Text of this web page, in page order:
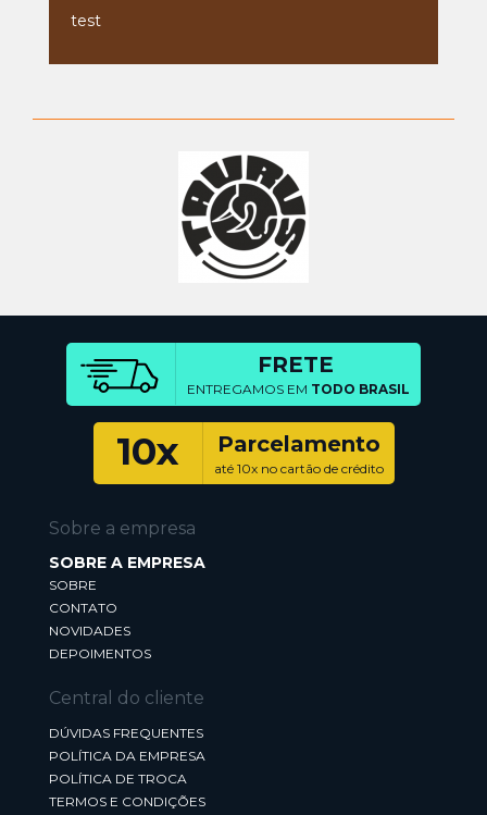
test
FRETE
ENTREGAMOS EM TODO BRASIL
10x Parcelamento
até 10x no cartão de crédito
Sobre a empresa
SOBRE A EMPRESA
SOBRE
CONTATO
NOVIDADES
DEPOIMENTOS
Central do cliente
DÚVIDAS FREQUENTES
POLÍTICA DA EMPRESA
POLÍTICA DE TROCA
TERMOS E CONDIÇÕES